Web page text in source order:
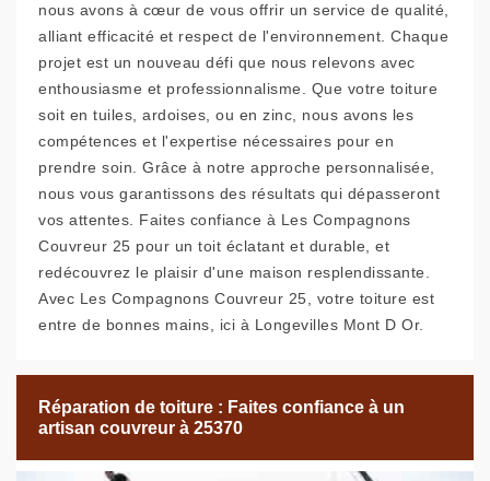
nous avons à cœur de vous offrir un service de qualité,
alliant efficacité et respect de l'environnement. Chaque
projet est un nouveau défi que nous relevons avec
enthousiasme et professionnalisme. Que votre toiture
soit en tuiles, ardoises, ou en zinc, nous avons les
compétences et l'expertise nécessaires pour en
prendre soin. Grâce à notre approche personnalisée,
nous vous garantissons des résultats qui dépasseront
vos attentes. Faites confiance à Les Compagnons
Couvreur 25 pour un toit éclatant et durable, et
redécouvrez le plaisir d'une maison resplendissante.
Avec Les Compagnons Couvreur 25, votre toiture est
entre de bonnes mains, ici à Longevilles Mont D Or.
Réparation de toiture : Faites confiance à un
artisan couvreur à 25370